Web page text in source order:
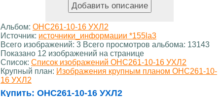
Альбом: ОНС261-10-16 УХЛ2
Источник: источники_информации *155la3
Всего изображений: 3 Всего просмотров альбома: 13143
Показано 12 изображений на странице
Список: Список изображений ОНС261-10-16 УХЛ2
Крупный план: Изображения крупным планом ОНС261-10-
16 УХЛ2
Купить: ОНС261-10-16 УХЛ2